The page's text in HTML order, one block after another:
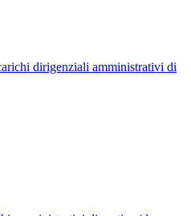
dirigenziali amministrativi di